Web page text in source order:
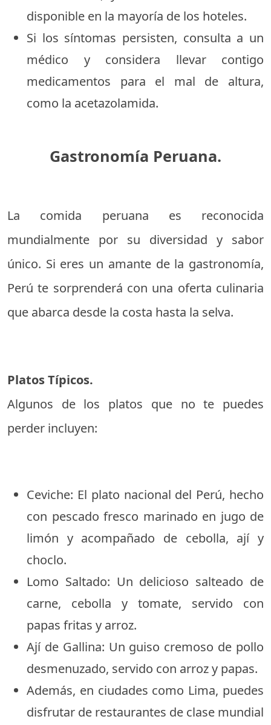
disponible en la mayoría de los hoteles.
Si los síntomas persisten, consulta a un
médico y considera llevar contigo
medicamentos para el mal de altura,
como la acetazolamida.
Gastronomía Peruana.
La comida peruana es reconocida
mundialmente por su diversidad y sabor
único. Si eres un amante de la gastronomía,
Perú te sorprenderá con una oferta culinaria
que abarca desde la costa hasta la selva.
Platos Típicos.
Algunos de los platos que no te puedes
perder incluyen:
Ceviche: El plato nacional del Perú, hecho
con pescado fresco marinado en jugo de
limón y acompañado de cebolla, ají y
choclo.
Lomo Saltado: Un delicioso salteado de
carne, cebolla y tomate, servido con
papas fritas y arroz.
Ají de Gallina: Un guiso cremoso de pollo
desmenuzado, servido con arroz y papas.
Además, en ciudades como Lima, puedes
disfrutar de restaurantes de clase mundial